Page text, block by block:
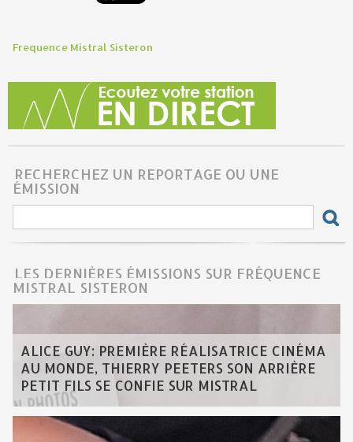
Frequence Mistral Sisteron
RECHERCHEZ UN REPORTAGE OU UNE
ÉMISSION
LES DERNIÈRES ÉMISSIONS SUR FRÉQUENCE
MISTRAL SISTERON
ALICE GUY: PREMIÈRE RÉALISATRICE CINÉMA
AU MONDE, THIERRY PEETERS SON ARRIÈRE
PETIT FILS SE CONFIE SUR MISTRAL